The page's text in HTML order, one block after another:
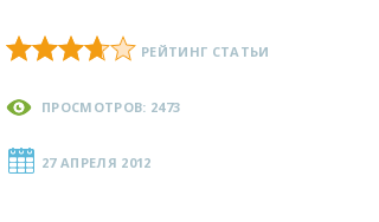
РЕЙТИНГ СТАТЬИ
ПРОСМОТРОВ: 2473
27 АПРЕЛЯ 2012